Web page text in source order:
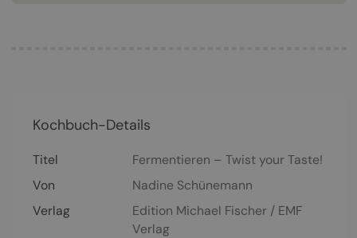
Kochbuch-Details
Titel
Fermentieren – Twist your Taste!
Von
Nadine Schünemann
Verlag
Edition Michael Fischer / EMF
Verlag